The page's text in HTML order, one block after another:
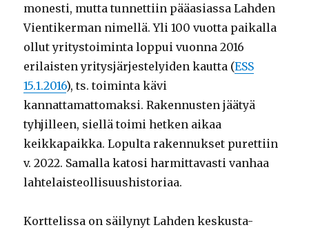
monesti, mutta tunnettiin pääasiassa Lahden
Vientikerman nimellä. Yli 100 vuotta paikalla
ollut yritystoiminta loppui vuonna 2016
erilaisten yritysjärjestelyiden kautta (ESS
15.1.2016), ts. toiminta kävi
kannattamattomaksi. Rakennusten jäätyä
tyhjilleen, siellä toimi hetken aikaa
keikkapaikka. Lopulta rakennukset purettiin
v. 2022. Samalla katosi harmittavasti vanhaa
lahtelaisteollisuushistoriaa.
Korttelissa on säilynyt Lahden keskusta-